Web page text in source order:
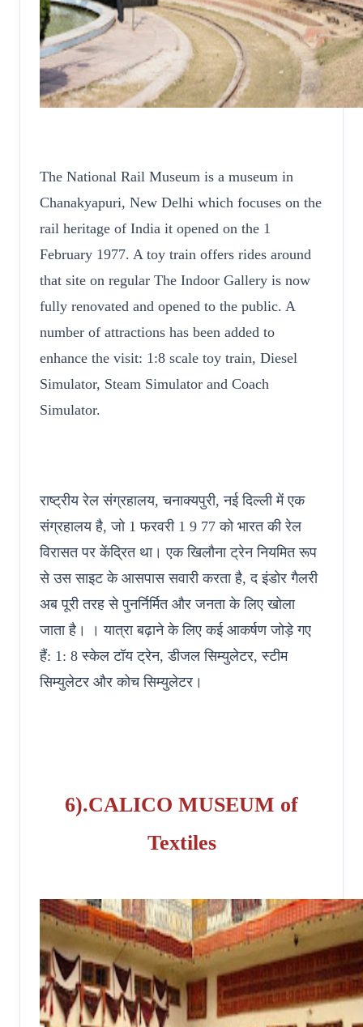
The National Rail Museum is a museum in
Chanakyapuri, New Delhi which focuses on the
rail heritage of India it opened on the 1
February 1977. A toy train offers rides around
that site on regular The Indoor Gallery is now
fully renovated and opened to the public. A
number of attractions has been added to
enhance the visit: 1:8 scale toy train, Diesel
Simulator, Steam Simulator and Coach
Simulator.
राष्ट्रीय रेल संग्रहालय, चनाक्यपुरी, नई दिल्ली में एक
संग्रहालय है, जो 1 फरवरी 1 9 77 को भारत की रेल
विरासत पर केंद्रित था। एक खिलौना ट्रेन नियमित रूप
से उस साइट के आसपास सवारी करता है, द इंडोर गैलरी
अब पूरी तरह से पुनर्निर्मित और जनता के लिए खोला
जाता है। । यात्रा बढ़ाने के लिए कई आकर्षण जोड़े गए
हैं: 1: 8 स्केल टॉय ट्रेन, डीजल सिम्युलेटर, स्टीम
सिम्युलेटर और कोच सिम्युलेटर।
6).CALICO MUSEUM of
Textiles